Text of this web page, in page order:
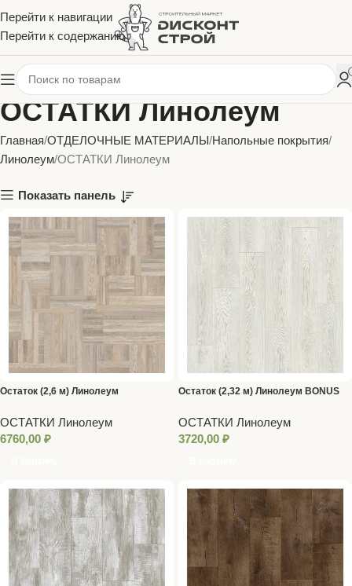
Перейти к навигации
Перейти к содержанию
ОСТАТКИ Линолеум
Главная ОТДЕЛОЧНЫЕ МАТЕРИАЛЫ Напольные покрытия
Линолеум ОСТАТКИ Линолеум
Показать панель
Остаток (2,6 м) Линолеум
ОСТАТКИ Линолеум
6760,00 ₽
Остаток (2,32 м) Линолеум BONUS
ОСТАТКИ Линолеум
3720,00 ₽